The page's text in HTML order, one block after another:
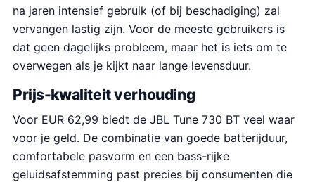
na jaren intensief gebruik (of bij beschadiging) zal
vervangen lastig zijn. Voor de meeste gebruikers is
dat geen dagelijks probleem, maar het is iets om te
overwegen als je kijkt naar lange levensduur.
Prijs-kwaliteit verhouding
Voor EUR 62,99 biedt de JBL Tune 730 BT veel waar
voor je geld. De combinatie van goede batterijduur,
comfortabele pasvorm en een bass-rijke
geluidsafstemming past precies bij consumenten die